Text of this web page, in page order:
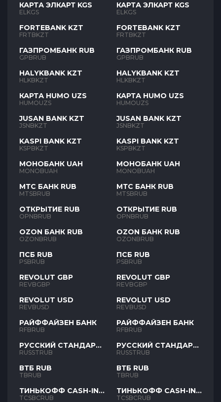
КАРТА ЭЛКАРТ KGS
ELKGS
FORTEBANK KZT
FRTBKZT
ГАЗПРОМБАНК RUB
GPBRUB
HALYKBANK KZT
HLKBKZT
КАРТА HUMO UZS
HUMOUZS
JUSAN BANK KZT
JSNBKZT
KASPI BANK KZT
KSPBKZT
МОНОБАНК UAH
MONOBUAH
МТС БАНК RUB
MTSBRUB
ОТКРЫТИЕ RUB
OPNBRUB
OZON БАНК RUB
OZONBRUB
ПСБ RUB
PSBRUB
REVOLUT GBP
REVBGBP
REVOLUT USD
REVBUSD
РАЙФФАЙЗЕН БАНК
RFBRUB
РУССКИЙ СТАНДАРТ
RUB
RUSSTRUB
ВТБ RUB
TBRUB
ТИНЬКОФФ CASH-IN
RUB
TCSBCRUB
КАРТА ЭЛКАРТ KGS
ELKGS
FORTEBANK KZT
FRTBKZT
ГАЗПРОМБАНК RUB
GPBRUB
HALYKBANK KZT
HLKBKZT
КАРТА HUMO UZS
HUMOUZS
JUSAN BANK KZT
JSNBKZT
KASPI BANK KZT
KSPBKZT
МОНОБАНК UAH
MONOBUAH
МТС БАНК RUB
MTSBRUB
ОТКРЫТИЕ RUB
OPNBRUB
OZON БАНК RUB
OZONBRUB
ПСБ RUB
PSBRUB
REVOLUT GBP
REVBGBP
REVOLUT USD
REVBUSD
РАЙФФАЙЗЕН БАНК
RFBRUB
РУССКИЙ СТАНДАРТ
RUB
RUSSTRUB
ВТБ RUB
TBRUB
ТИНЬКОФФ CASH-IN
RUB
TCSBCRUB